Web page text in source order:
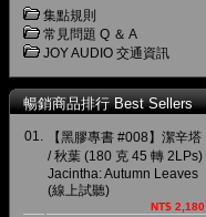
集點規則
常見問題 Q ＆ A
JOY AUDIO 交通資訊
暢銷商品排行 Best Sellers
01.
【黑膠專書 #008】潔辛塔
/ 秋葉 (180 克 45 轉 2LPs)
Jacintha: Autumn Leaves
(線上試聽)
NT$ 2,180